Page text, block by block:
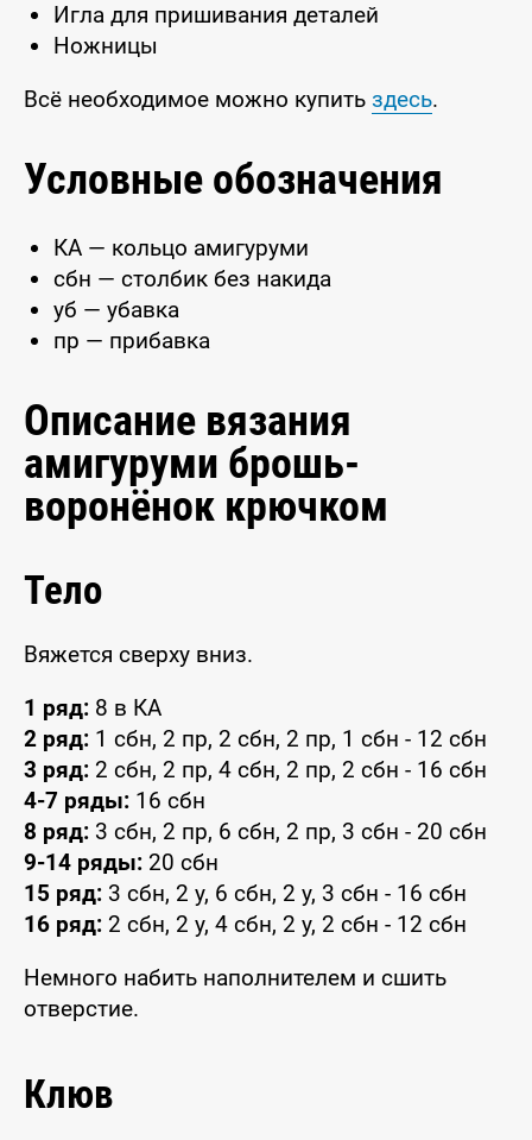
Игла для пришивания деталей
Ножницы
Всё необходимое можно купить здесь.
Условные обозначения
КА — кольцо амигуруми
сбн — столбик без накида
уб — убавка
пр — прибавка
Описание вязания
амигуруми брошь-
воронёнок крючком
Тело
Вяжется сверху вниз.
1 ряд: 8 в КА
2 ряд: 1 сбн, 2 пр, 2 сбн, 2 пр, 1 сбн - 12 сбн
3 ряд: 2 сбн, 2 пр, 4 сбн, 2 пр, 2 сбн - 16 сбн
4-7 ряды: 16 сбн
8 ряд: 3 сбн, 2 пр, 6 сбн, 2 пр, 3 сбн - 20 сбн
9-14 ряды: 20 сбн
15 ряд: 3 сбн, 2 у, 6 сбн, 2 у, 3 сбн - 16 сбн
16 ряд: 2 сбн, 2 у, 4 сбн, 2 у, 2 сбн - 12 сбн
Немного набить наполнителем и сшить
отверстие.
Клюв